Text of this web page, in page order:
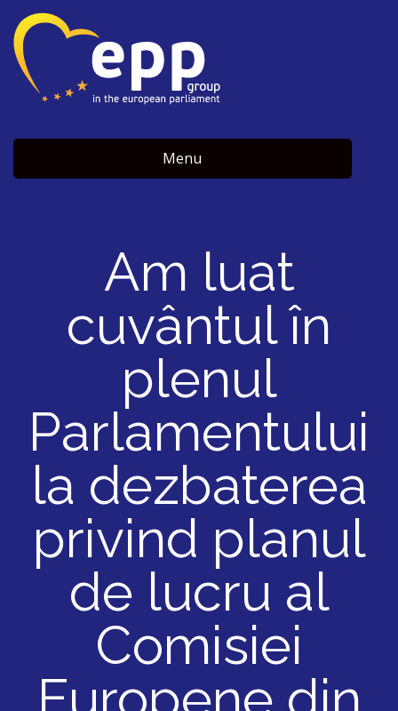
Menu
Am luat
cuvântul în
plenul
Parlamentului
la dezbaterea
privind planul
de lucru al
Comisiei
Europene din